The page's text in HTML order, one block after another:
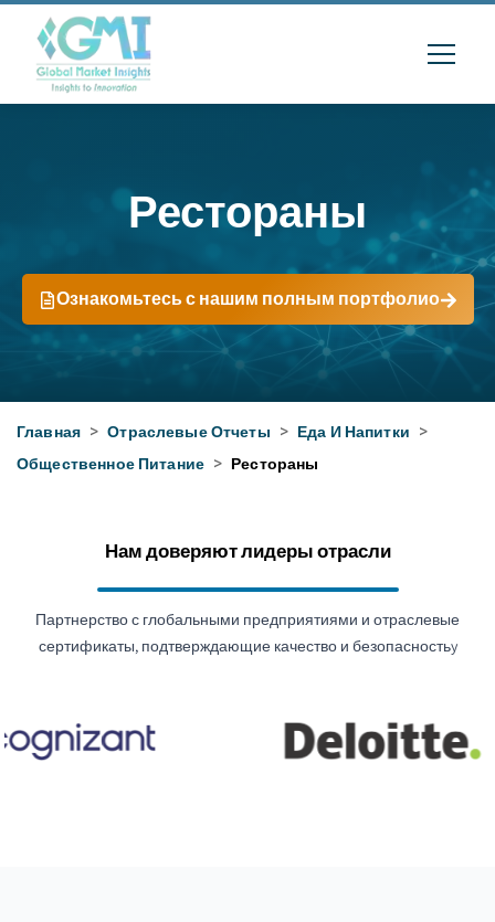
Рестораны
Ознакомьтесь с нашим полным портфолио
Главная > Отраслевые Отчеты > Еда И Напитки >
Общественное Питание > Рестораны
Нам доверяют лидеры отрасли
Партнерство с глобальными предприятиями и отраслевые
сертификаты, подтверждающие качество и безопасностьy